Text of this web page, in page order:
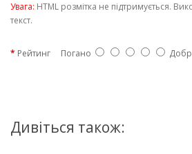
Увага: HTML розмітка не підтримується.
текст.
Рейтинг Погано
Дивіться також: